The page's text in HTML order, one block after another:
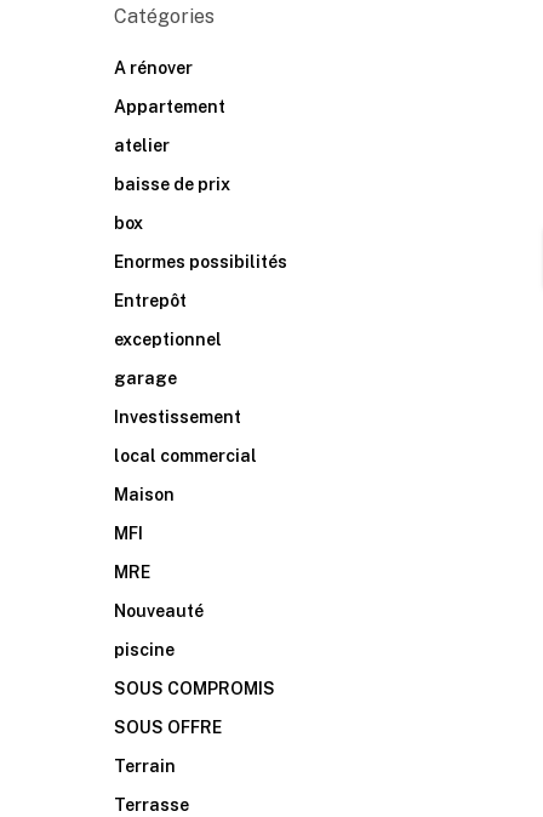
Catégories
A rénover
Appartement
atelier
baisse de prix
box
Enormes possibilités
Entrepôt
exceptionnel
garage
Investissement
local commercial
Maison
MFI
MRE
Nouveauté
piscine
SOUS COMPROMIS
SOUS OFFRE
Terrain
Terrasse